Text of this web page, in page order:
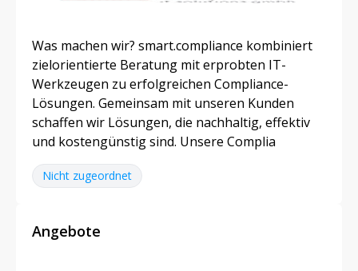
Was machen wir? smart.compliance kombiniert
zielorientierte Beratung mit erprobten IT-
Werkzeugen zu erfolgreichen Compliance-
Lösungen. Gemeinsam mit unseren Kunden
schaffen wir Lösungen, die nachhaltig, effektiv
und kostengünstig sind. Unsere Complia
Nicht zugeordnet
Angebote